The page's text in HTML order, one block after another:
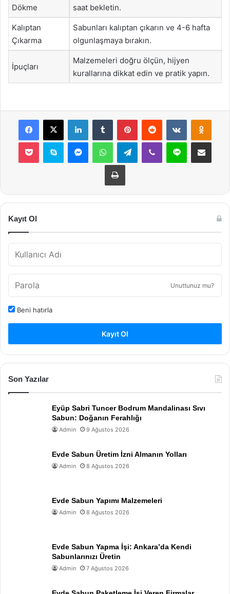
Dökme
saat bekletin.
Kalıptan
Çıkarma
Sabunları kalıptan çıkarın ve 4-6 hafta
olgunlaşmaya bırakın.
İpuçları
Malzemeleri doğru ölçün, hijyen
kurallarına dikkat edin ve pratik yapın.
Facebook
X LinkedInTumblr PinterestReddit VKontakte
Pocket Skype MessengerWhatsAppTelegramViber Line E-Posta ile
Yazdır
Kayıt Ol
Unuttunuz mu?
Beni hatırla
Kayıt Ol
Son Yazılar
Eyüp Sabri Tuncer Bodrum Mandalinası Sıvı
Sabun: Doğanın Ferahlığı
Admin 9 Ağustos 2026
Evde Sabun Üretim İzni Almanın Yolları
Admin 8 Ağustos 2026
Evde Sabun Yapımı Malzemeleri
Admin 8 Ağustos 2026
Evde Sabun Yapma İşi: Ankara’da Kendi
Sabunlarınızı Üretin
Admin 7 Ağustos 2026